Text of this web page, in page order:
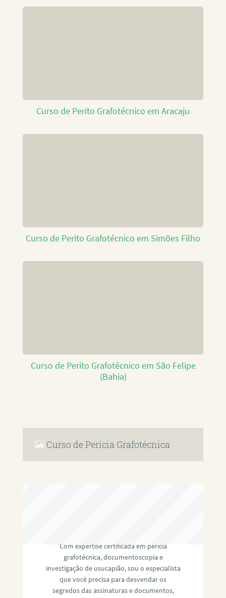
Curso de Perito Grafotécnico em Aracaju
Curso de Perito Grafotécnico em Simões Filho
Curso de Perito Grafotécnico em São Felipe
(Bahia)
Curso de Perícia Grafotécnica
Com expertise certificada em perícia
grafotécnica, documentoscopia e
investigação de usucapião, sou o especialista
que você precisa para desvendar os
segredos das assinaturas e documentos,